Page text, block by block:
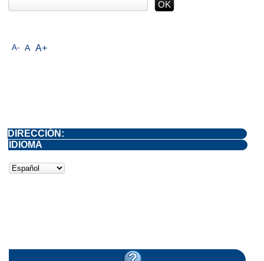
A- A A+
DIRECCIÓN:
IDIOMA